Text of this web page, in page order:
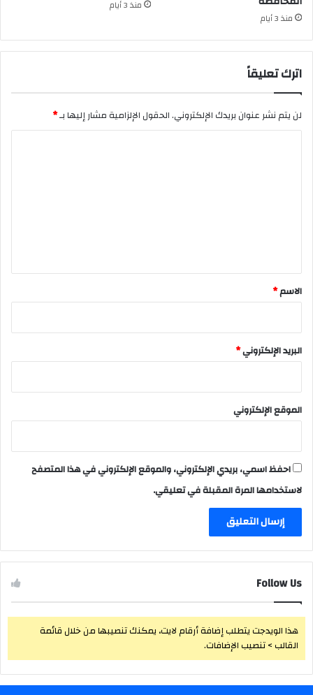
منذ 3 أيام
منذ 3 أيام
اترك تعليقاً
لن يتم نشر عنوان بريدك الإلكتروني.الحقول الإلزامية مشار إليها بـ*
*
الاسم*
البريد الإلكتروني*
الموقع الإلكتروني
احفظ اسمي، بريدي الإلكتروني، والموقع الإلكتروني في هذا المتصفح
لاستخدامها المرة المقبلة في تعليقي.
Follow Us
هذا الويدجت يتطلب إضافة أرقام لايت، يمكنك تنصيبها من خلال قائمة
القالب > تنصيب الإضافات.